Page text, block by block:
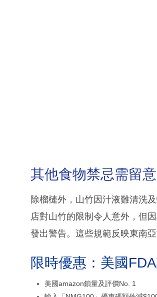
其他食物禁忌需留意
除榴槤外，山竹因汁液難清洗
店對山竹的限制令人意外，但
發出警告。這些規範反映東南
限時優惠：美國
美國amazon鎖量及評價No. 1